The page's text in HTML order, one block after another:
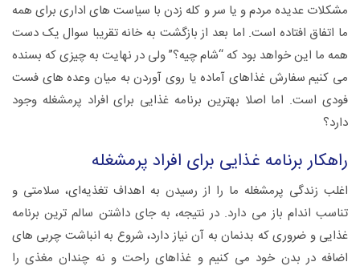
مشکلات عدیده مردم و یا سر و کله زدن با سیاست های اداری برای همه
ما اتفاق افتاده است. اما بعد از بازگشت به خانه تقریبا سوال یک دست
همه ما این خواهد بود که “شام چیه؟” ولی در نهایت به چیزی که بسنده
می کنیم سفارش غذاهای آماده یا روی آوردن به میان وعده های فست
فودی است. اما اصلا بهترین برنامه غذایی برای افراد پرمشغله وجود
دارد؟
راهکار برنامه غذایی برای افراد پرمشغله
اغلب زندگی پرمشغله ما را از رسیدن به اهداف تغذیه‌ای، سلامتی و
تناسب اندام باز می دارد. در نتیجه، به جای داشتن سالم ترین برنامه
غذایی و ضروری که بدنمان به آن نیاز دارد، شروع به انباشت چربی های
اضافه در بدن خود می کنیم و غذاهای راحت و نه چندان مغذی را